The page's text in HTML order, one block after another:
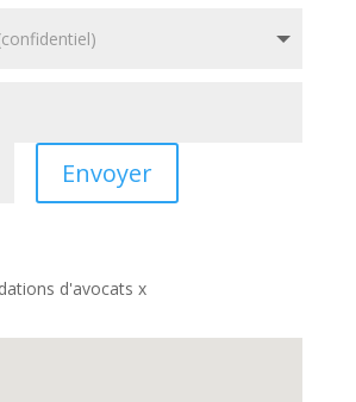
Envoyer
d'avocats x